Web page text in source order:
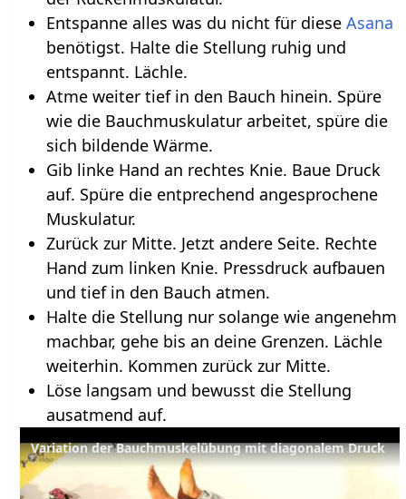
Entspanne alles was du nicht für diese Asana
benötigst. Halte die Stellung ruhig und
entspannt. Lächle.
Atme weiter tief in den Bauch hinein. Spüre
wie die Bauchmuskulatur arbeitet, spüre die
sich bildende Wärme.
Gib linke Hand an rechtes Knie. Baue Druck
auf. Spüre die entprechend angesprochene
Muskulatur.
Zurück zur Mitte. Jetzt andere Seite. Rechte
Hand zum linken Knie. Pressdruck aufbauen
und tief in den Bauch atmen.
Halte die Stellung nur solange wie angenehm
machbar, gehe bis an deine Grenzen. Lächle
weiterhin. Kommen zurück zur Mitte.
Löse langsam und bewusst die Stellung
ausatmend auf.
Variation der Bauchmuskelübung mit diagonalem Druck